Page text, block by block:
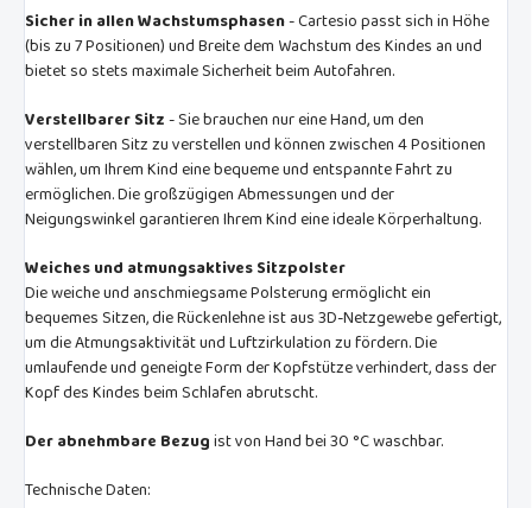
Sicher in allen Wachstumsphasen- Cartesio passt sich in Höhe
(bis zu 7 Positionen) und Breite dem Wachstum des Kindes an und
bietet so stets maximale Sicherheit beim Autofahren.
Verstellbarer Sitz- Sie brauchen nur eine Hand, um den
verstellbaren Sitz zu verstellen und können zwischen 4 Positionen
wählen, um Ihrem Kind eine bequeme und entspannte Fahrt zu
ermöglichen. Die großzügigen Abmessungen und der
Neigungswinkel garantieren Ihrem Kind eine ideale Körperhaltung.
Weiches und atmungsaktives Sitzpolster
Die weiche und anschmiegsame Polsterung ermöglicht ein
bequemes Sitzen, die Rückenlehne ist aus 3D-Netzgewebe gefertigt,
um die Atmungsaktivität und Luftzirkulation zu fördern. Die
umlaufende und geneigte Form der Kopfstütze verhindert, dass der
Kopf des Kindes beim Schlafen abrutscht.
Der abnehmbare Bezugist von Hand bei 30 °C waschbar.
Technische Daten: